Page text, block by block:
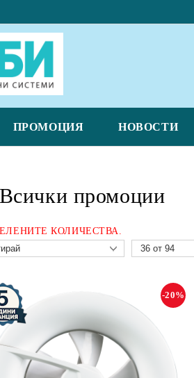
ПРОМОЦИЯ НОВОСТИ
Всички промоции
КОЛИЧЕСТВА.
-20%